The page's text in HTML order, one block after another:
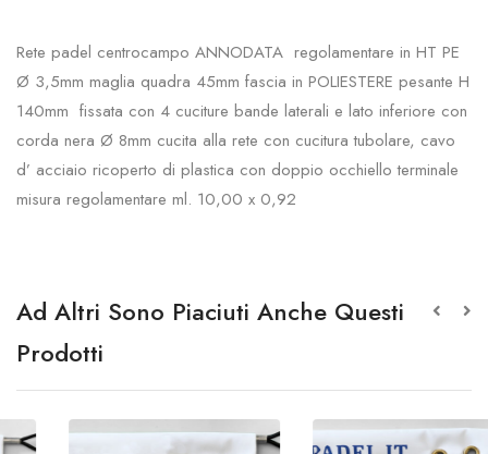
Rete padel centrocampo ANNODATA regolamentare in HT PE
Ø 3,5mm maglia quadra 45mm fascia in POLIESTERE pesante H
140mm fissata con 4 cuciture bande laterali e lato inferiore con
corda nera Ø 8mm cucita alla rete con cucitura tubolare, cavo
d’ acciaio ricoperto di plastica con doppio occhiello terminale
misura regolamentare ml. 10,00 x 0,92
Ad Altri Sono Piaciuti Anche Questi
Prodotti